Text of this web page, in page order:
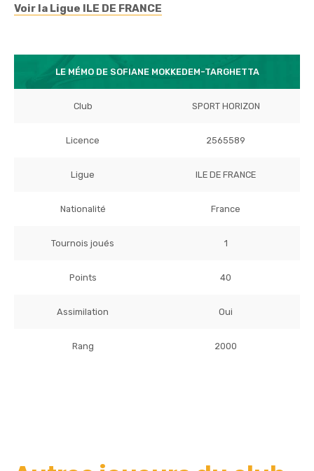
Voir la Ligue ILE DE FRANCE
LE MÉMO DE SOFIANE MOKKEDEM-TARGHETTA
Club SPORT HORIZON
Licence 2565589
Ligue ILE DE FRANCE
Nationalité France
Tournois joués 1
Points 40
Assimilation Oui
Rang 2000